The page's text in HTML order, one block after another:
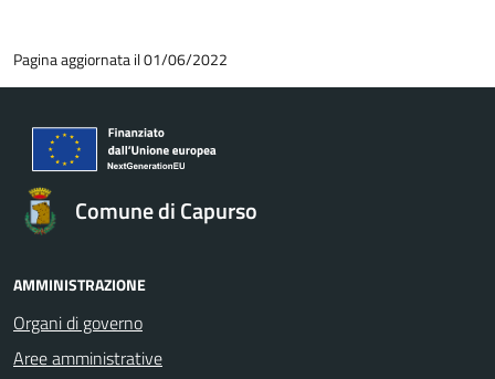
Pagina aggiornata il 01/06/2022
Comune di Capurso
AMMINISTRAZIONE
Organi di governo
Aree amministrative